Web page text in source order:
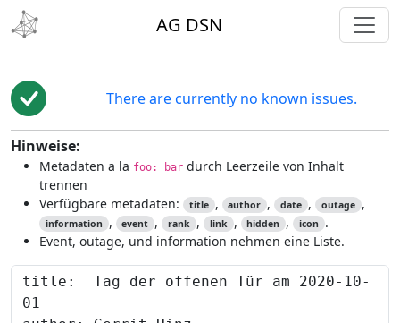
AG DSN
There are currently no known issues.
Hinweise:
Metadaten a la foo: bar durch Leerzeile von Inhalt
trennen
Verfügbare metadaten:
title , author , date , outage ,
information , event , rank , link , hidden , icon .
Event, outage, und information nehmen eine Liste.
Content to preview